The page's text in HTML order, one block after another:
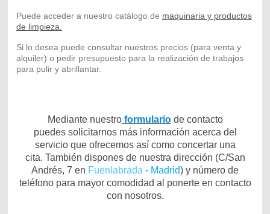
Puede acceder a nuestro catálogo de maquinaria y productos
de limpieza.
Si lo desea puede consultar nuestros precios (para venta y
alquiler) o pedir presupuesto para la realización de trabajos
para pulir y abrillantar.
Mediante nuestro formulario de contacto
puedes solicitarnos más información acerca del
servicio que ofrecemos así como concertar una
cita. También dispones de nuestra dirección (C/San
Andrés, 7 en Fuenlabrada - Madrid) y número de
teléfono para mayor comodidad al ponerte en contacto
con nosotros.